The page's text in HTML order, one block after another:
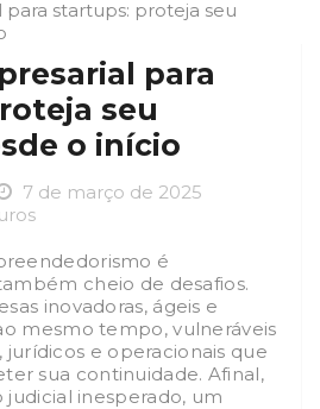
para
seu
o início
7 de março de 2025
é
cheio de desafios.
inovadoras, ágeis e
mesmo tempo, vulneráveis
jurídicos e operacionais que
sua continuidade. Afinal,
inesperado, um